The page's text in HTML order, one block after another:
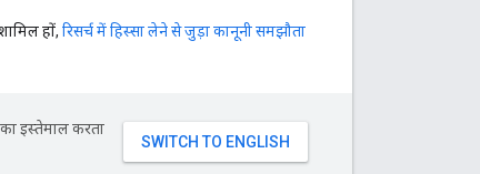
हों, रिसर्च में हिस्सा लेने से जुड़ा कानूनी समझौता
इस्तेमाल करता